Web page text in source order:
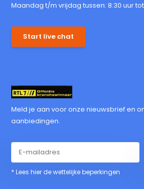
Maandag t/m vrijdag tussen: 8:30 uur tot
Start live chat
Meld je aan voor onze nieuwsbrief en
aanbiedingen.
* Lees hier de wettelijke beperkingen